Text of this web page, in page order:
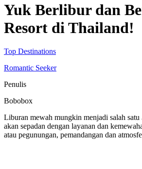
Yuk Berlibur dan
Resort di Thailand!
Top Destinations
Romantic Seeker
Penulis
Bobobox
Liburan mewah mungkin menjadi salah satu
akan sepadan dengan layanan dan
atau pegunungan, pemandangan dan